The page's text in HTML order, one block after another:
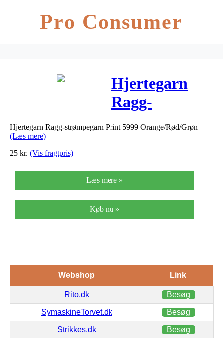
Pro Consumer
Hjertegarn
Ragg-
strømpegarn
Hjertegarn Ragg-strømpegarn Print 5999 Orange/Rød/Grøn
(Læs mere)
25 kr. (Vis fragtpris)
Læs mere »
Køb nu »
Webshop Link
Rito.dk Besøg
SymaskineTorvet.dk Besøg
Strikkes.dk Besøg